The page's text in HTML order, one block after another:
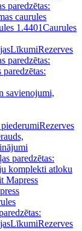
paredzētas:
caurules
1.4401Caurules
LīkumiRezerves
paredzētas:
paredzētas:
savienojumi,
Rezerves
paredzētas:
komplekti atloku
Mapress
LīkumiRezerves